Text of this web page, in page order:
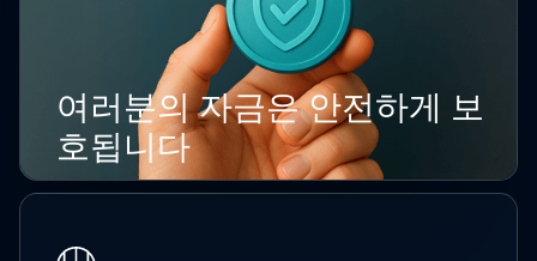
여러분의 자금은 안전하게 보
호됩니다